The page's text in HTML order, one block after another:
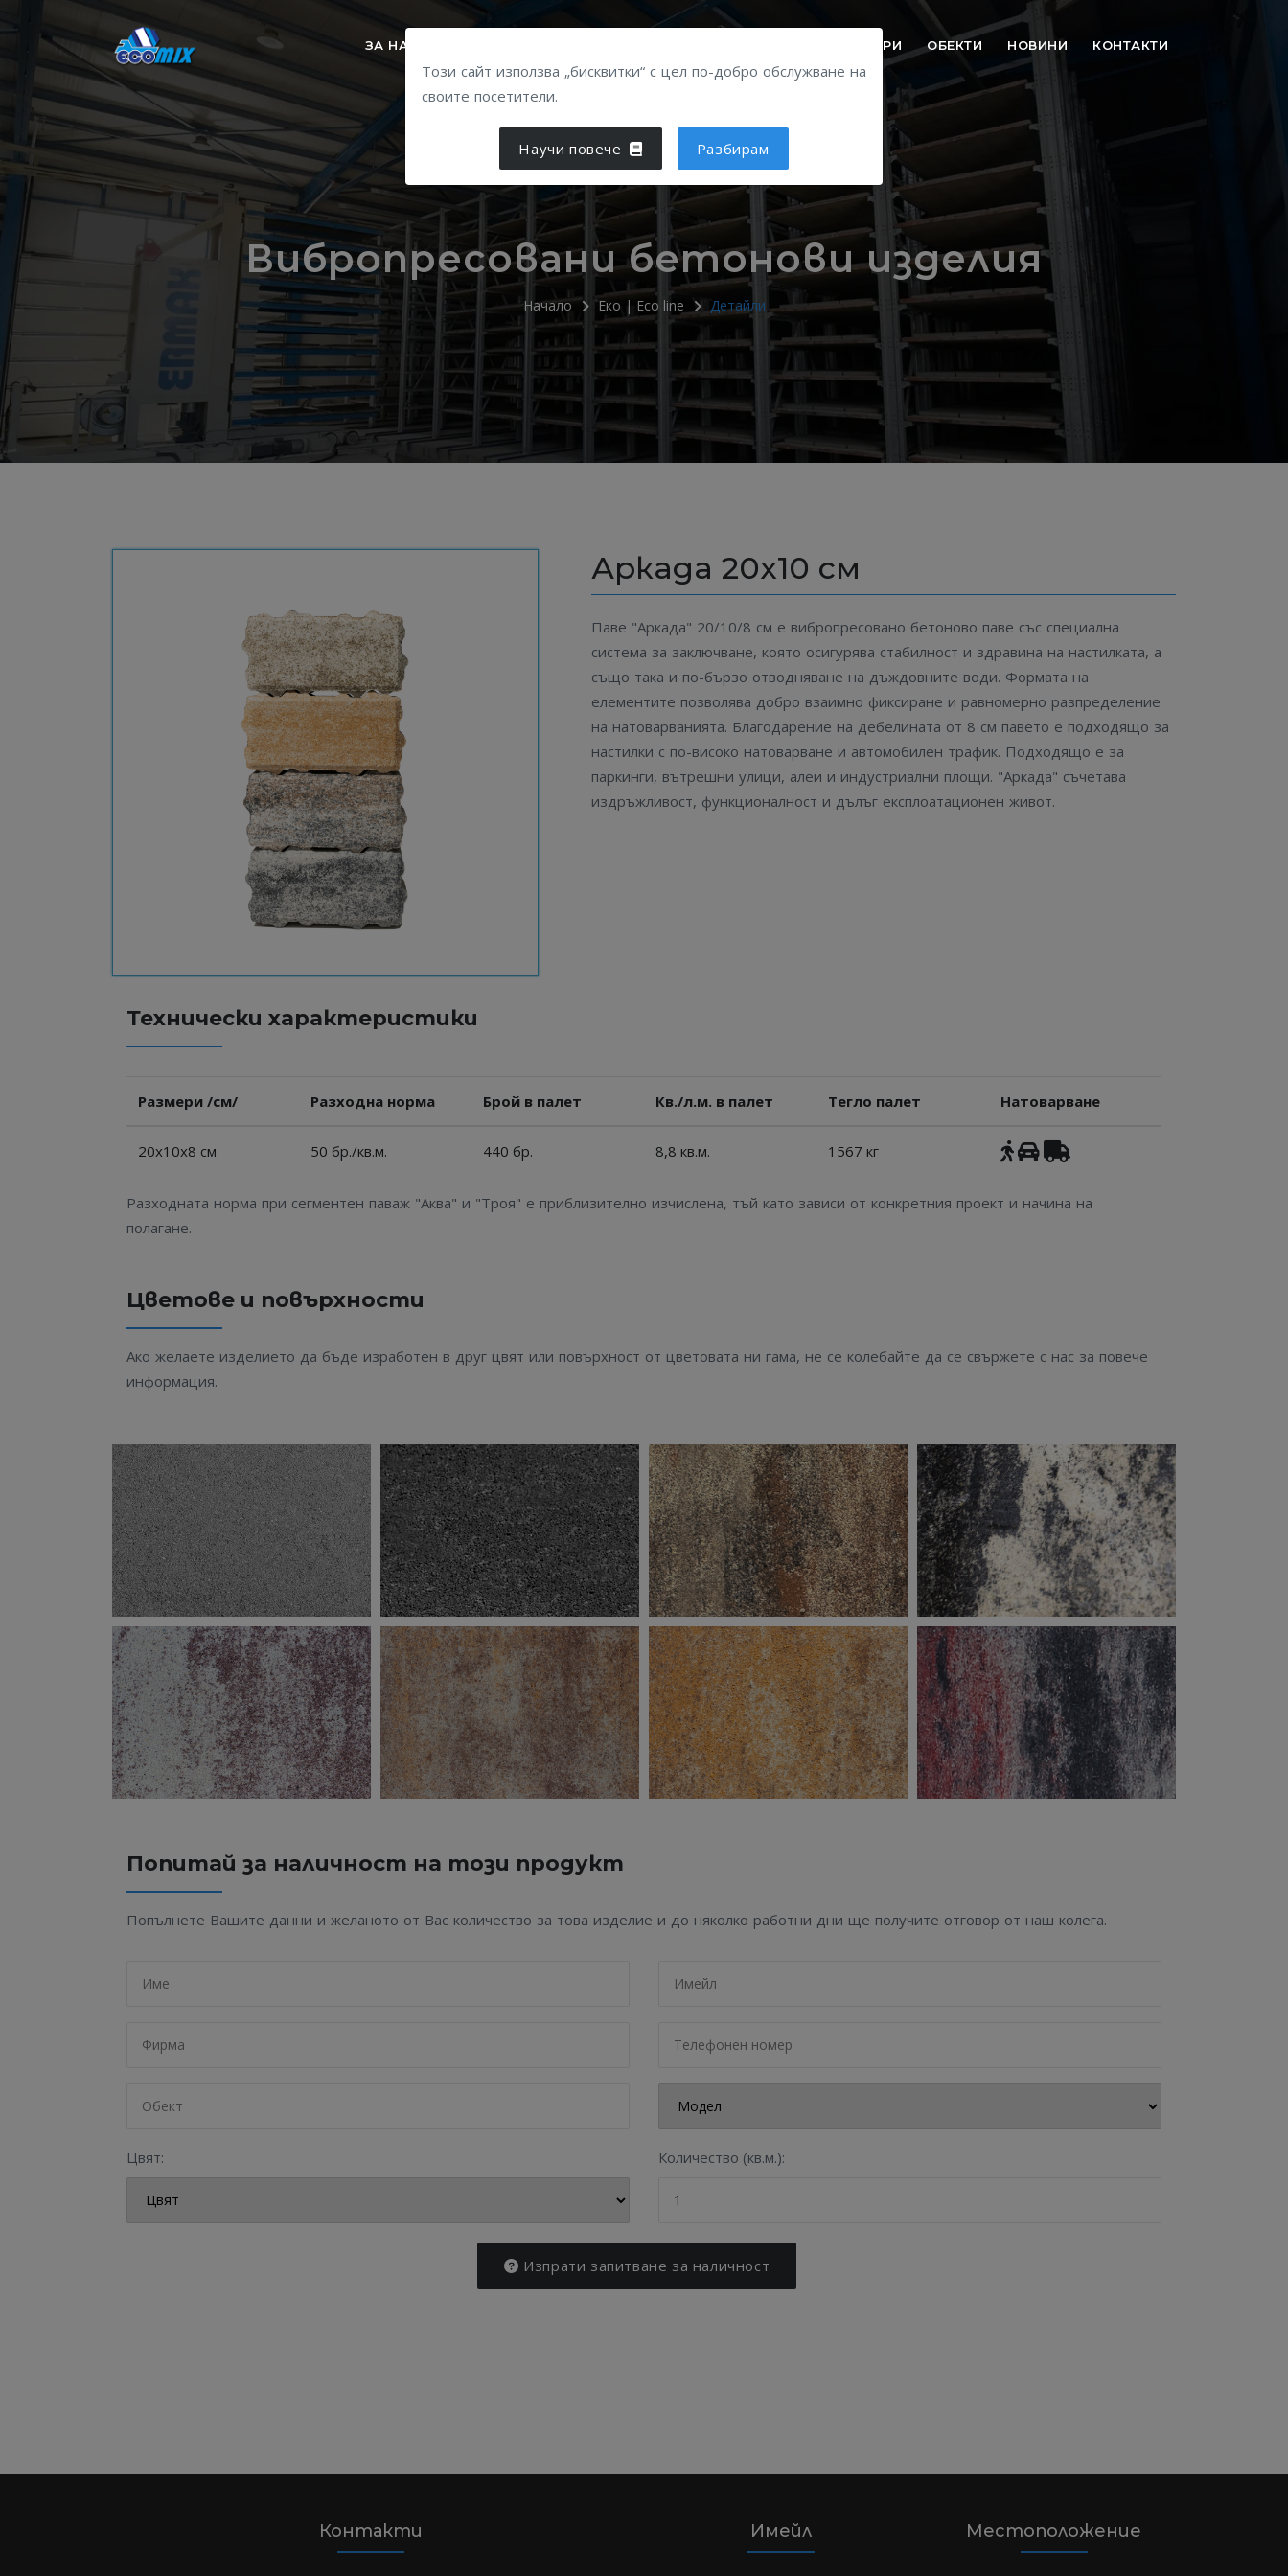
ЗА НАС ДИСТРИБУТОРИ ОБЕКТИ НОВИНИ КОНТАКТИ
Този сайт използва „бисквитки“ с цел по-добро обслужване на
своите посетители.
Научи повече Разбирам
Вибропресовани бетонови изделия
Начало Еко | Eco line Детайли
Аркада 20х10 см
Паве "Аркада" 20/10/8 см е вибропресовано бетоново паве със специална
система за заключване, която осигурява стабилност и здравина на настилката, а
също така и по-бързо отводняване на дъждовните води. Формата на
елементите позволява добро взаимно фиксиране и равномерно разпределение
на натоварванията. Благодарение на дебелината от 8 см павето е подходящо за
настилки с по-високо натоварване и автомобилен трафик. Подходящо е за
паркинги, вътрешни улици, алеи и индустриални площи. "Аркада" съчетава
издръжливост, функционалност и дълъг експлоатационен живот.
Технически характеристики
Размери /см/ Разходна норма Брой в палет Кв./л.м. в палет Тегло палет Натоварване
20х10х8 см 50 бр./кв.м. 440 бр. 8,8 кв.м. 1567 кг
Разходната норма при сегментен паваж "Аква" и "Троя" е приблизително изчислена, тъй като зависи от конкретния проект и начина на
полагане.
Цветове и повърхности
Ако желаете изделието да бъде изработен в друг цвят или повърхност от цветовата ни гама, не се колебайте да се свържете с нас за повече
информация.
Попитай за наличност на този продукт
Попълнете Вашите данни и желаното от Вас количество за това изделие и до няколко работни дни ще получите отговор от наш колега.
Цвят: Количество (кв.м.):
Изпрати запитване за наличност
Контакти Имейл Местоположение